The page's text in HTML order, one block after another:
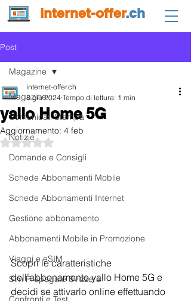
internet-offer.ch
Post
Magazine
Comunicati Stampa
Notizie
Domande e Consigli
Schede Abbonamenti Mobile
Schede Abbonamenti Internet
Gestione abbonamento
Abbonamenti Mobile in Promozione
Viaggi e eSIM
Sim Prepagate Svizzera
Magazine
yallo Home 5G
internet-offer.ch
8 giu 2024 Tempo di lettura: 1 min
Aggiornamento: 4 feb
Valutazione NaN stelle su 5.
Scopri le caratteristiche
dell’abbonamento yallo Home 5G e
decidi se attivarlo online effettuando